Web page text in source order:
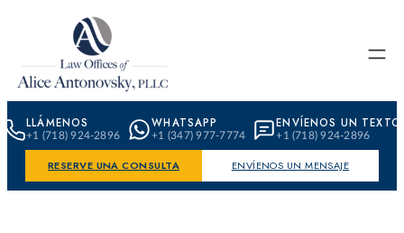
Skip to content
LLÁMENOS
+1 (718) 924-2896
WHATSAPP
+1 (347) 977-7774
ENVÍENOS UN TEXTO
+1 (718) 924-2896
RESERVE UNA CONSULTA ENVÍENOS UN MENSAJE